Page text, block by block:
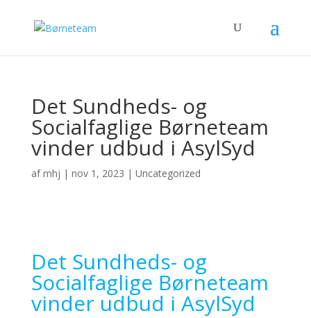
Det Sundheds- og
Socialfaglige Børneteam
vinder udbud i AsylSyd
afmhj | nov 1, 2023 | Uncategorized
Det Sundheds- og
Socialfaglige Børneteam
vinder udbud i AsylSyd